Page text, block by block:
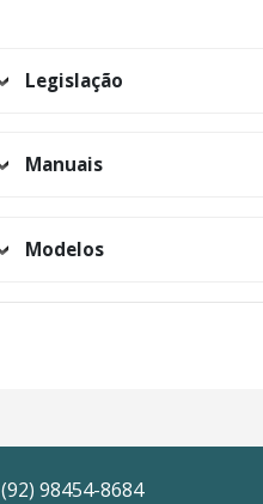
Legislação
Manuais
Modelos
(92) 98454-8684